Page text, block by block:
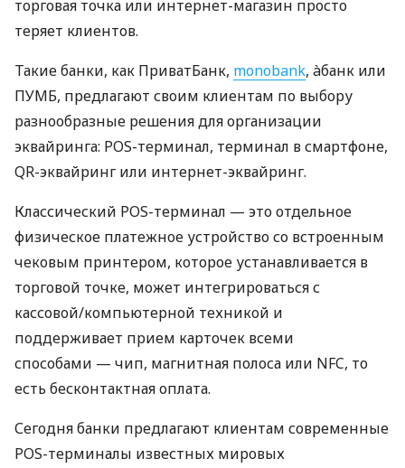
торговая точка или интернет-магазин просто
теряет клиентов.
Такие банки, как ПриватБанк, monobank, àбанк или
ПУМБ, предлагают своим клиентам по выбору
разнообразные решения для организации
эквайринга: POS-терминал, терминал в смартфоне,
QR-эквайринг или интернет-эквайринг.
Классический POS-терминал — это отдельное
физическое платежное устройство со встроенным
чековым принтером, которое устанавливается в
торговой точке, может интегрироваться с
кассовой/компьютерной техникой и
поддерживает прием карточек всеми
способами — чип, магнитная полоса или NFC, то
есть бесконтактная оплата.
Сегодня банки предлагают клиентам современные
POS-терминалы известных мировых